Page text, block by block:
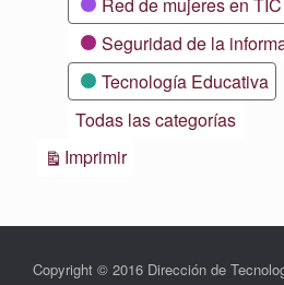
Seguridad de la
Tecnología Educativa
Todas las categorías
ImprimirVistas
Copyright © 2016 Dirección de